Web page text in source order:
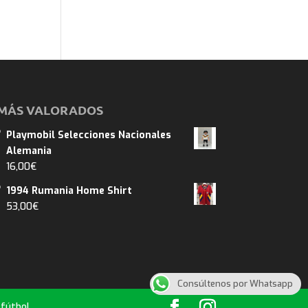
VALORADOS
Playmobil Selecciones Nacionales
Alemania
16,00€
1994 Rumania Home Shirt
53,00€
Consúltenos por Whatsapp